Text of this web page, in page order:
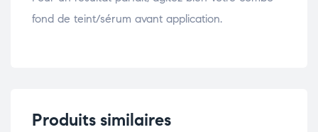
fond de teint/sérum avant application.
Produits similaires